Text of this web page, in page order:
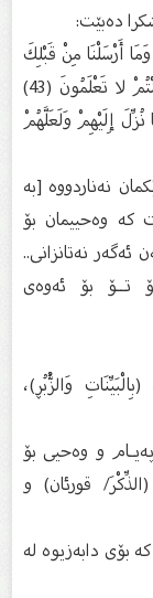
دەبێت:
أَرْسَلْنَا مِنْ قَبْلِكَ
إِلاَّ رِجَالاً نُوحِي إِلَيْهِمْ فَاسْأَلُوا أَهْلَ الذِّكْرِ إِنْ كُنْتُمْ لا تَعْلَمُونَ (43)
نُزِّلَ إِلَيْهِمْ وَلَعَلَّهُمْ
نەناردووە [بە
نەبێت كە وەحییمان بۆ
ئەگەر نەتانزانی..
تــۆ بۆ ئەوەی
وَالزُّبُڕ)،
و وەحیی بۆ
قورئان) و
بۆی دابەزیوە لە